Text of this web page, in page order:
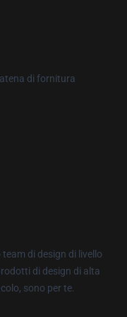
di fornitura
di design di livello
di design di alta
sono per te.